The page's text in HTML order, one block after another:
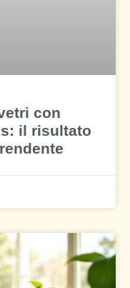
con
il risultato